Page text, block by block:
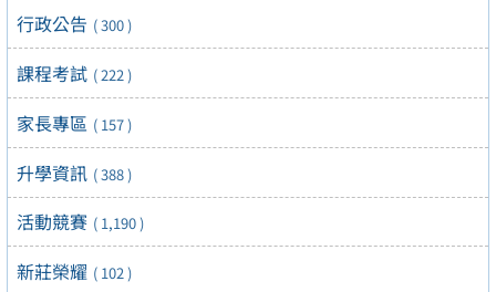
行政公告 ( 300 )
課程考試 ( 222 )
家長專區 ( 157 )
升學資訊 ( 388 )
活動競賽 ( 1,190 )
新莊榮耀 ( 102 )